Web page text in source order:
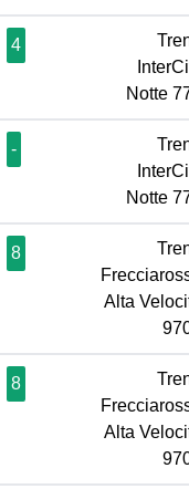
4
Notte
-
Notte
8
Alta
8
Alta